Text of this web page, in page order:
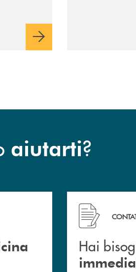
aiutarti?
Hai bisogno di
Hai